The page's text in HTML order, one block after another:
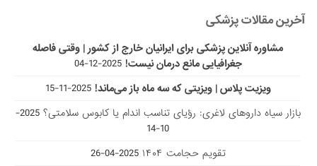
آخرین مقالات پزشکی
مشاوره آنلاین پزشکی برای ایرانیان خارج از کشور | وقتی فاصله
جغرافیایی مانع درمان نیست! 2025-12-04
ویزیت پلاس | ویزیتی که سه ماه باز می‌ماند! 2025-11-15
بازار سیاه داروهای لاغری: رؤیای تناسب اندام یا کابوس سلامتی؟
2025-
10-14
تقویم حجامت ۱۴۰۴
2025-04-26